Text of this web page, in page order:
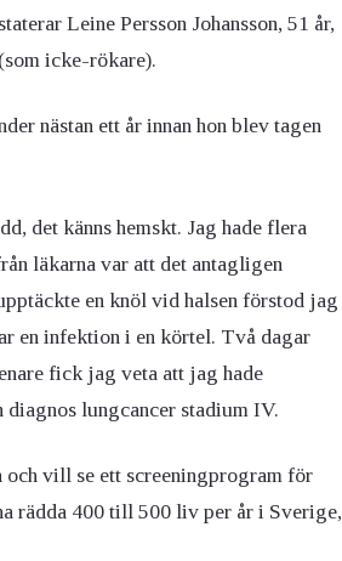
Leine Persson Johansson, 51 år,
icke-rökare).
nästan ett år innan hon blev tagen
det känns hemskt. Jag hade flera
läkarna var att det antagligen
en knöl vid halsen förstod jag
en infektion i en körtel. Två dagar
fick jag veta att jag hade
lungcancer stadium IV.
och vill se ett screeningprogram för
rädda 400 till 500 liv per år i Sverige,